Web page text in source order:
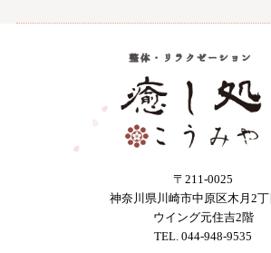
〒211-0025
神奈川県川崎市中原区木月2丁
ウイング元住吉2階
TEL. 044-948-9535